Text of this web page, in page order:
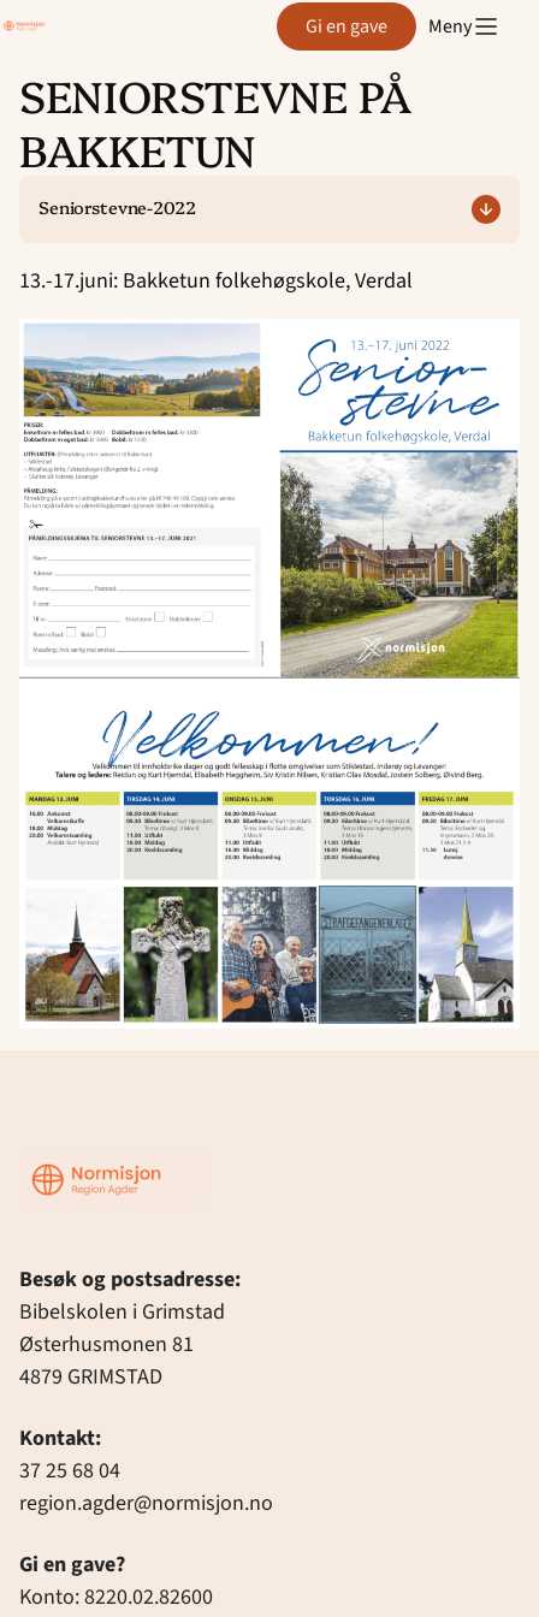
Hopp
til
innhold
Agder Gi en gave Meny
SENIORSTEVNE PÅ
BAKKETUN
Seniorstevne-2022
13.-17.juni: Bakketun folkehøgskole, Verdal
Region
Agder
Besøk og postsadresse:
Bibelskolen i Grimstad
Østerhusmonen 81
4879 GRIMSTAD
Kontakt:
37 25 68 04
region.agder@normisjon.no
Gi en gave?
Konto: 8220.02.82600